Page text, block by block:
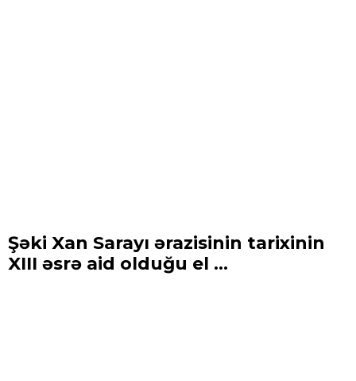
Şəki Xan Sarayı ərazisinin tarixinin
XIII əsrə aid olduğu el ...